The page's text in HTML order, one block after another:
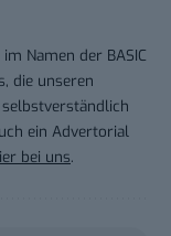
Namen der BASIC
die unseren
ein Advertorial
bei uns.